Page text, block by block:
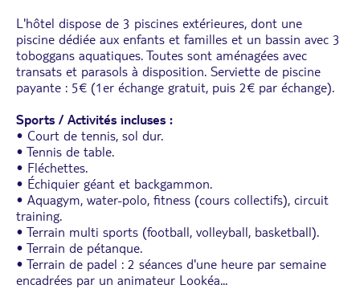
L'hôtel dispose de 3 piscines extérieures, dont une
piscine dédiée aux enfants et familles et un bassin avec 3
toboggans aquatiques. Toutes sont aménagées avec
transats et parasols à disposition. Serviette de piscine
payante : 5€ (1er échange gratuit, puis 2€ par échange).
Sports / Activités incluses :
• Court de tennis, sol dur.
• Tennis de table.
• Fléchettes.
• Échiquier géant et backgammon.
• Aquagym, water-polo, fitness (cours collectifs), circuit
training.
• Terrain multi sports (football, volleyball, basketball).
• Terrain de pétanque.
• Terrain de padel : 2 séances d'une heure par semaine
encadrées par un animateur Lookéa...